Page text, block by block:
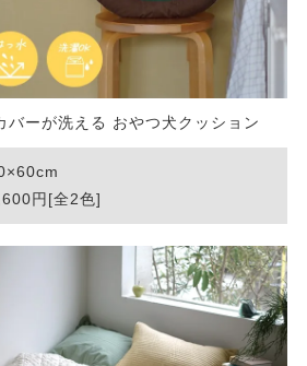
グ
リンセス／DISNEY PRINCESS
ぶ
ー
ーミン）
ピーナッツ）
（サーナヤオッリ）
ズニー）
プロジェクト
（ミルクホーム）
ズの選び方
状記憶加工
とは？
カーテンとは？
バーが洗える おやつ犬クッション
円[全2色]